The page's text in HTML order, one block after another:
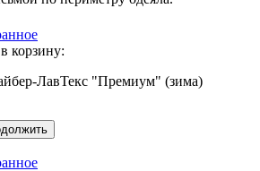
корзину:
ЛавТекс "Премиум" (зима)